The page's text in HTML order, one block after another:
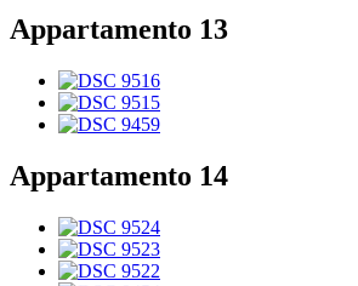
Appartamento 13
Appartamento 14